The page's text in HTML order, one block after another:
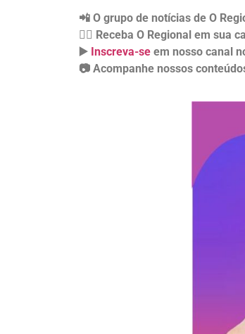
📲 O grupo de notícias de O
👉🏻 Receba O Regional em sua
▶️ Inscreva-se em nosso canal
📷 Acompanhe nossos